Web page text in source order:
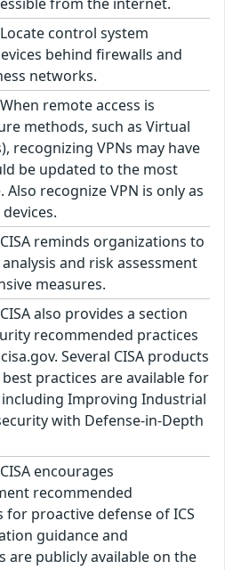
Locate control system
behind firewalls and
networks.
When remote access is
methods, such as Virtual
recognizing VPNs may have
be updated to the most
recognize VPN is only as
CISA reminds organizations to
and risk assessment
measures.
CISA also provides a section
recommended practices
Several CISA products
practices are available for
Improving Industrial
with Defense-in-Depth
CISA encourages
recommended
proactive defense of ICS
guidance and
are publicly available on the